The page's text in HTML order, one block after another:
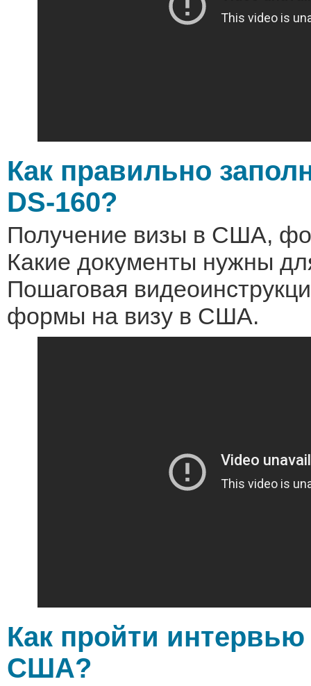
Как правильно
DS-160?
Получение визы в США,
Какие документы нужны
Пошаговая
формы на визу в США.
Как пройти
США?